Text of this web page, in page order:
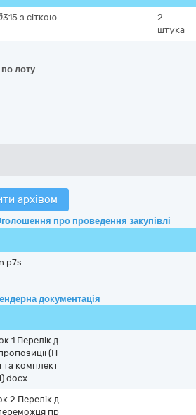
з сіткою
2
штука
по лоту
архівом
про проведення закупівлі
документація
1 Перелік д
(П
та комплект
2 Перелік д
пр